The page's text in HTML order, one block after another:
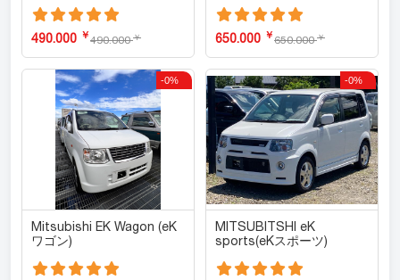
490.000￥
490.000 ￥ 650.000￥
650.000 ￥
-0%
Mitsubishi EK Wagon (eK
ワゴン)
-0%
MITSUBITSHI eK
sports(eKスポーツ)